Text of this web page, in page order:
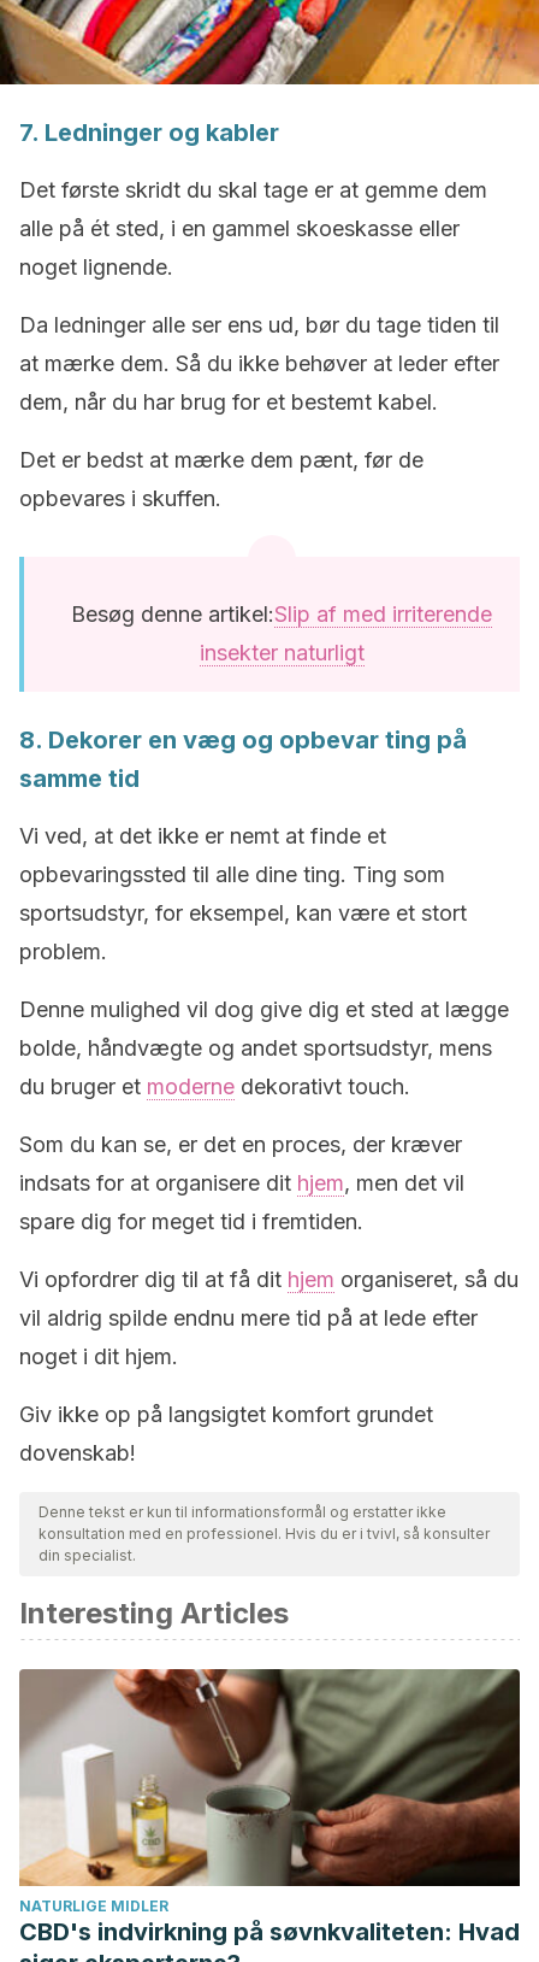
7. Ledninger og kabler
Det første skridt du skal tage er at gemme dem
alle på ét sted, i en gammel skoeskasse eller
noget lignende.
Da ledninger alle ser ens ud, bør du tage tiden til
at mærke dem. Så du ikke behøver at leder efter
dem, når du har brug for et bestemt kabel.
Det er bedst at mærke dem pænt, før de
opbevares i skuffen.
Besøg denne artikel:Slip af med irriterende
insekter naturligt
8. Dekorer en væg og opbevar ting på
samme tid
Vi ved, at det ikke er nemt at finde et
opbevaringssted til alle dine ting. Ting som
sportsudstyr, for eksempel, kan være et stort
problem.
Denne mulighed vil dog give dig et sted at lægge
bolde, håndvægte og andet sportsudstyr, mens
du bruger et moderne dekorativt touch.
Som du kan se, er det en proces, der kræver
indsats for at organisere dit hjem, men det vil
spare dig for meget tid i fremtiden.
Vi opfordrer dig til at få dit hjem organiseret, så du
vil aldrig spilde endnu mere tid på at lede efter
noget i dit hjem.
Giv ikke op på langsigtet komfort grundet
dovenskab!
Denne tekst er kun til informationsformål og erstatter ikke
konsultation med en professionel. Hvis du er i tvivl, så konsulter
din specialist.
Interesting Articles
NATURLIGE MIDLER
CBD's indvirkning på søvnkvaliteten: Hvad